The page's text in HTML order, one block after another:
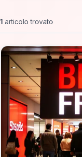
1 articolo trovato